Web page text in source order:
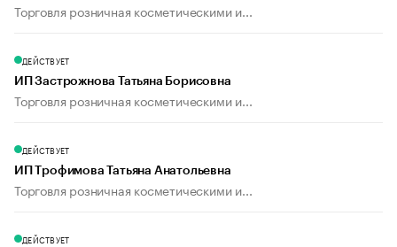
Торговля розничная косметическими и...
ДЕЙСТВУЕТ
ИП Застрожнова Татьяна Борисовна
Торговля розничная косметическими и...
ДЕЙСТВУЕТ
ИП Трофимова Татьяна Анатольевна
Торговля розничная косметическими и...
ДЕЙСТВУЕТ